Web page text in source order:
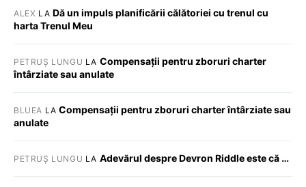
ALEX LA Dă un impuls planificării călătoriei cu trenul cu
harta Trenul Meu
PETRUȘ LUNGU LA Compensații pentru zboruri charter
întârziate sau anulate
BLUEA LACompensații pentru zboruri charter întârziate sau
anulate
PETRUȘ LUNGU LA Adevărul despre Devron Riddle este că …